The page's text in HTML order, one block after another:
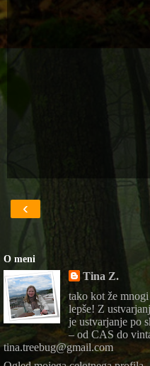
‹
O meni
Tina Z.
tako kot že
lepše! Z
je ustvarjanje po
– od CAS do
tina.treebug@gmail.com